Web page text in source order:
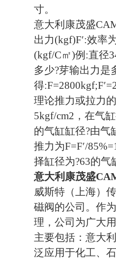
寸。
意大利康茂盛
出力(kgf)F′:效率
(kgf/C㎡)例:直径
多少?芽输出力是
得
理论推力或拉力
5kgf/cm2，在气
的气缸缸径?由气
推力为F=F′/
择缸径为?63的气
意大利康茂盛
威斯特（上海）
磁阀的公司。作
理，公司为广大
主要包括： 意大
泛应用于化工、